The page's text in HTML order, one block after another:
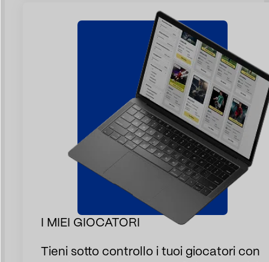
I MIEI GIOCATORI
Tieni sotto controllo i tuoi giocatori con